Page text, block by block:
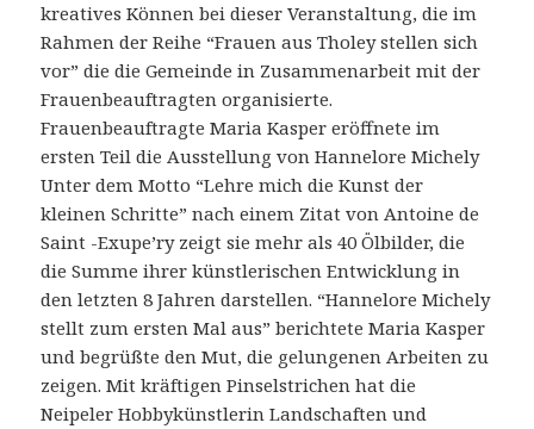
kreatives Können bei dieser Veranstaltung, die im
Rahmen der Reihe “Frauen aus Tholey stellen sich
vor” die die Gemeinde in Zusammenarbeit mit der
Frauenbeauftragten organisierte.
Frauenbeauftragte Maria Kasper eröffnete im
ersten Teil die Ausstellung von Hannelore Michely
Unter dem Motto “Lehre mich die Kunst der
kleinen Schritte” nach einem Zitat von Antoine de
Saint -Exupe’ry zeigt sie mehr als 40 Ölbilder, die
die Summe ihrer künstlerischen Entwicklung in
den letzten 8 Jahren darstellen. “Hannelore Michely
stellt zum ersten Mal aus” berichtete Maria Kasper
und begrüßte den Mut, die gelungenen Arbeiten zu
zeigen. Mit kräftigen Pinselstrichen hat die
Neipeler Hobbykünstlerin Landschaften und